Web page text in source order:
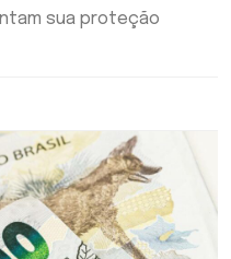
sua proteção